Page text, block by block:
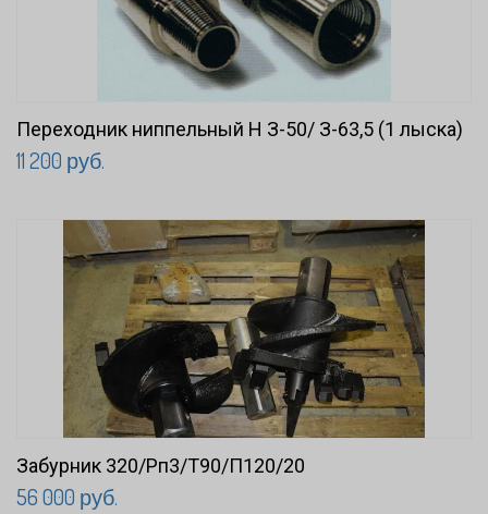
Переходник ниппельный Н З-50/ З-63,5 (1 лыска)
11 200 руб.
Забурник 320/Рп3/Т90/П120/20
56 000 руб.